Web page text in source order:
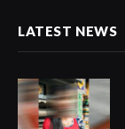
LATEST NEWS